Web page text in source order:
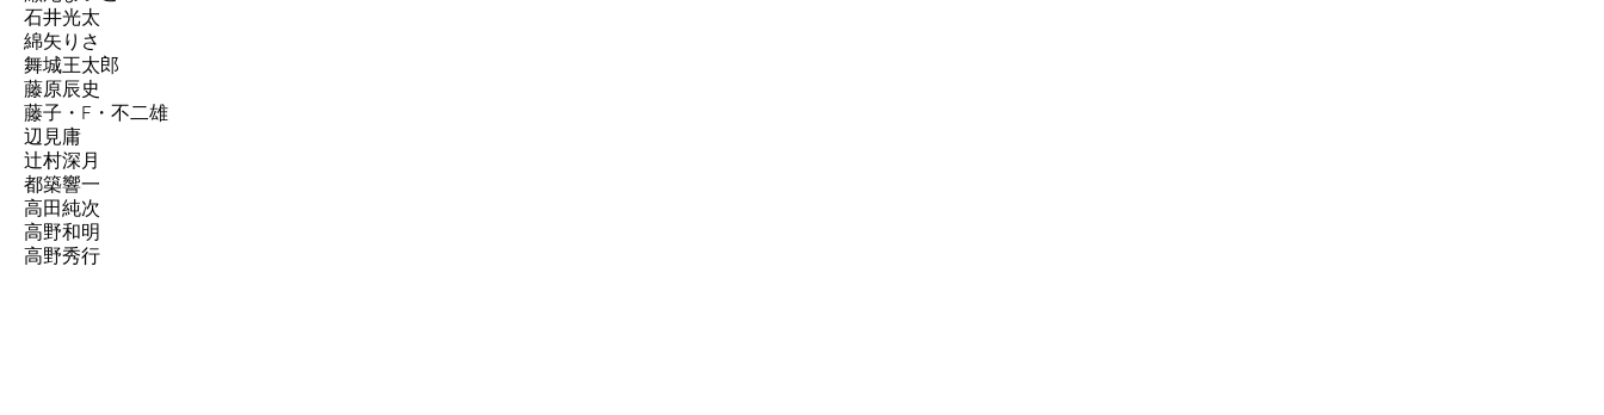
石井光太
綿矢りさ
舞城王太郎
藤原辰史
藤子・F・不二雄
辺見庸
辻村深月
都築響一
高田純次
高野和明
高野秀行